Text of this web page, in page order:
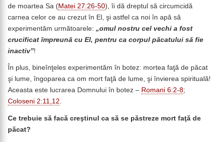
de moartea Sa (Matei 27:26-50), îi dă dreptul să circumcidă
carnea celor ce au crezut în El, şi astfel ca noi în apă să
experimentăm următoarele: „omul nostru cel vechi a fost
crucificat împreună cu El, pentru ca corpul păcatului să fie
inactiv”!
În plus, bineînţeles experimentăm în botez: mortea faţă de păcat
şi lume, îngoparea ca om mort faţă de lume, şi învierea spirituală!
Aceasta este lucrarea Domnului în botez – Romani 6:2-8;
Coloseni 2:11,12.
Ce trebuie să facă creştinul ca să se păstreze mort faţă de
păcat?